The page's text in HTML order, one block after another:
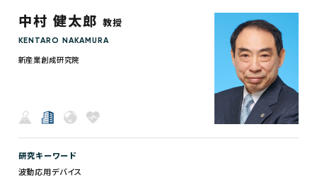
中村 健太郎 教授
KENTARO NAKAMURA
新産業創成研究院
研究キーワード
波動応用デバイス